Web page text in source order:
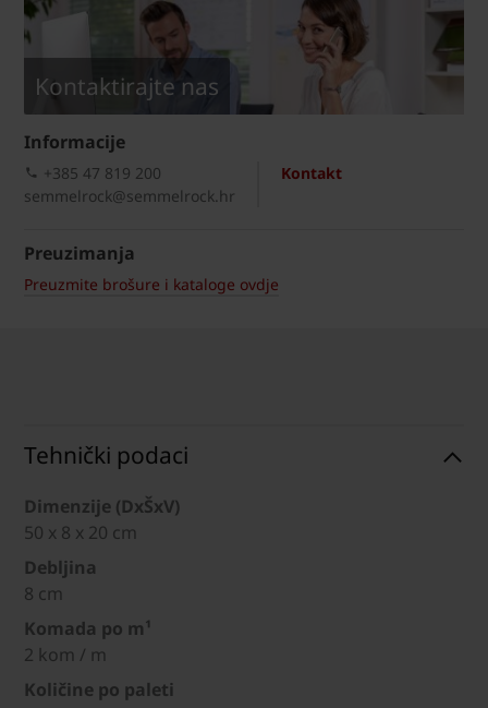
Kontaktirajte nas
Informacije
Kontakt
+385 47 819 200​
semmelrock@semmelrock.hr
Preuzimanja
Preuzmite brošure i kataloge ovdje
Tehnički podaci
Dimenzije (DxŠxV)
50 x 8 x 20 cm
Debljina
8 cm
Komada po m¹
2 kom / m
Količine po paleti